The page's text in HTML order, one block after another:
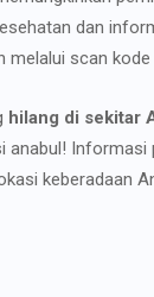
dan
melalui scan kode
hilang di sekitar
anabul! Informasi
keberadaan